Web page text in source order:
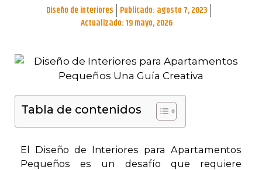
Diseño de interiores Publicado: agosto 7, 2023
Actualizado: 19 mayo, 2026
Tabla de contenidos
El Diseño de Interiores para Apartamentos
Pequeños es un desafío que requiere